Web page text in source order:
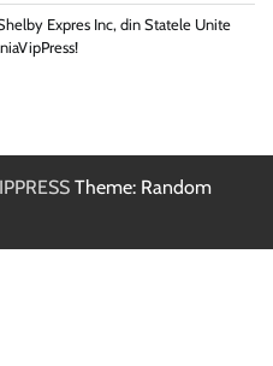
Expres Inc, din Statele Unite
Theme: Random